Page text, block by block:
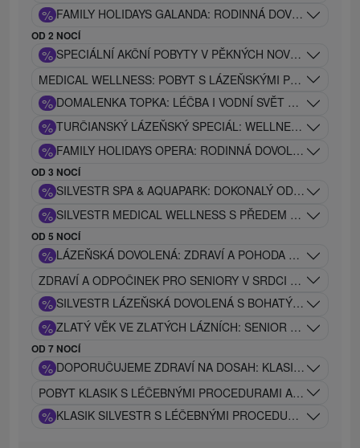
% FAMILY HOLIDAYS GALANDA: RODINNÁ DOVOLENÁ S
OD 2 NOCÍ
% SPECIÁLNÍ AKČNÍ POBYTY V PĚKNÝCH NOVĚ
MEDICAL WELLNESS: POBYT S LÁZEŇSKÝMI
% DOMALENKA TOPKA: LÉČBA I VODNÍ SVĚT V JEDNÉ
% TURČIANSKÝ LÁZEŇSKÝ SPECIÁL: WELLNESS, PIVO A
% FAMILY HOLIDAYS OPERA: RODINNÁ DOVOLENÁ S
OD 3 NOCÍ
% SILVESTR SPA & AQUAPARK: DOKONALÝ ODPOČINEK,
% SILVESTR MEDICAL WELLNESS S PŘEDEM
OD 5 NOCÍ
% LÁZEŇSKÁ DOVOLENÁ: ZDRAVÍ A POHODA PRO
ZDRAVÍ A ODPOČINEK PRO SENIORY V SRDCI TURCA S
% SILVESTR LÁZEŇSKÁ DOVOLENÁ S BOHATÝM
% ZLATÝ VĚK VE ZLATÝCH LÁZNÍCH: SENIOR SILVESTR
OD 7 NOCÍ
% DOPORUČUJEME ZDRAVÍ NA DOSAH: KLASIK GOLD
POBYT KLASIK S LÉČEBNÝMI PROCEDURAMI A VSTUPEM
% KLASIK SILVESTR S LÉČEBNÝMI PROCEDURAMI A